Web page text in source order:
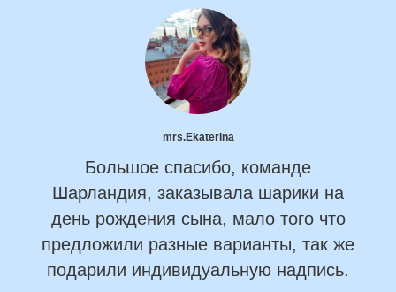
mrs.Ekaterina
Большое спасибо, команде
Шарландия, заказывала шарики на
день рождения сына, мало того что
предложили разные варианты, так же
подарили индивидуальную надпись.